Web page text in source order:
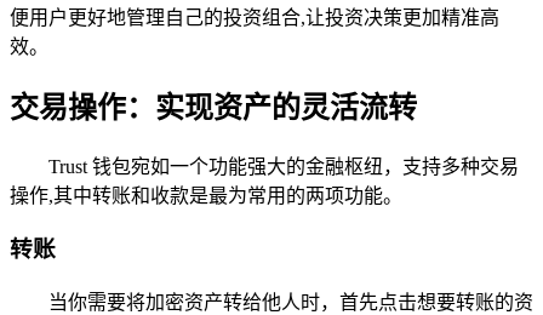
便用户更好地管理自己的投资组合,让投资决策更加精准高
效。
交易操作：实现资产的灵活流转
Trust 钱包宛如一个功能强大的金融枢纽，支持多种交易
操作,其中转账和收款是最为常用的两项功能。
转账
当你需要将加密资产转给他人时，首先点击想要转账的资